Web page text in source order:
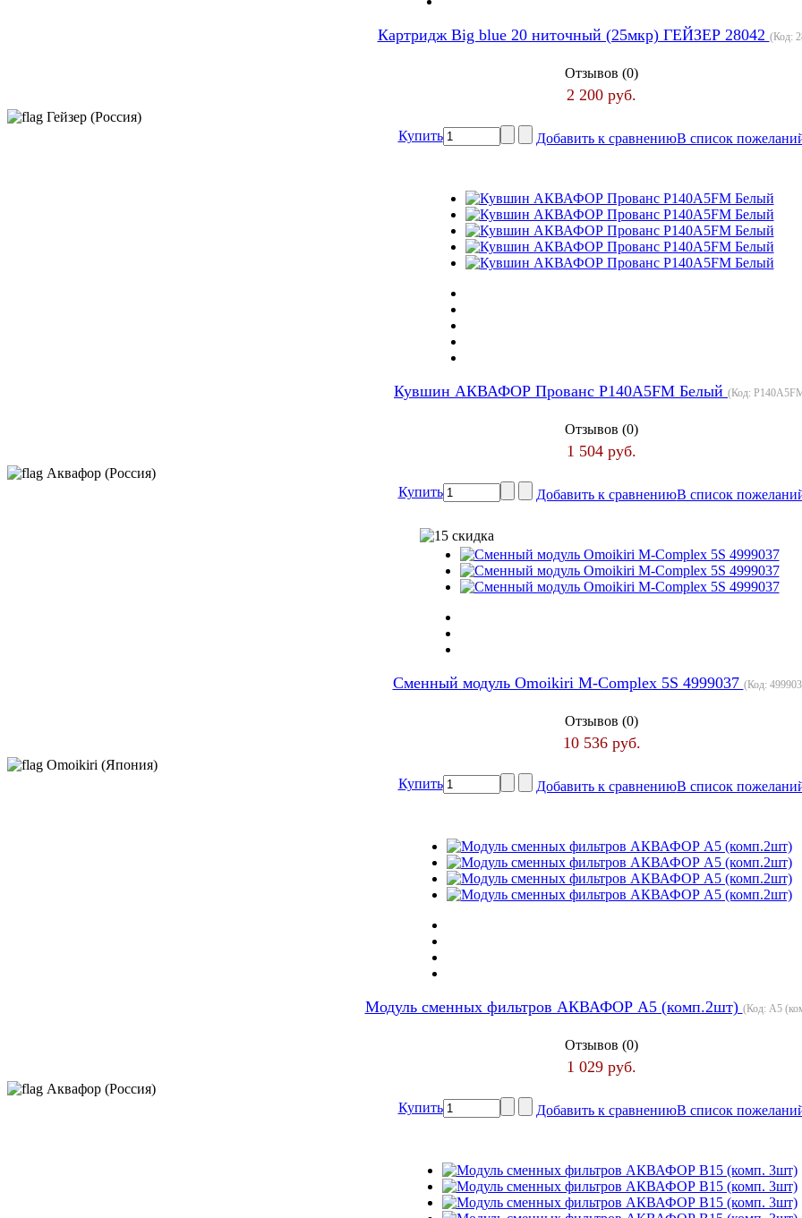
Картридж Big blue 20 ниточный (25мкр) ГЕЙЗЕР 28042 (Код:
Отзывов (0)
2 200 руб.
Гейзер (Россия)
Купить
Добавить к сравнениюВ список
Кувшин АКВАФОР Прованс Р140А5FM Белый (Код:
Отзывов (0)
1 504 руб.
Аквафор (Россия)
Купить
Добавить к сравнениюВ список
Сменный модуль Omoikiri M-Complex 5S 4999037 (Код:
Отзывов (0)
10 536 руб.
Omoikiri (Япония)
Купить
Добавить к сравнениюВ список
Модуль сменных фильтров АКВАФОР А5 (комп.2шт) (Код: А5
Отзывов (0)
1 029 руб.
Аквафор (Россия)
Купить
Добавить к сравнениюВ список